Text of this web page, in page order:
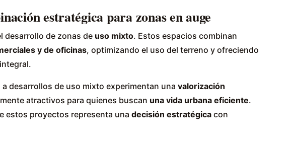
estratégica para zonas en auge
desarrollo de zonas de uso mixto. Estos espacios combinan
y de oficinas, optimizando el uso del terreno y ofreciendo
desarrollos de uso mixto experimentan una valorización
atractivos para quienes buscan una vida urbana eficiente.
estos proyectos representa una decisión estratégica con